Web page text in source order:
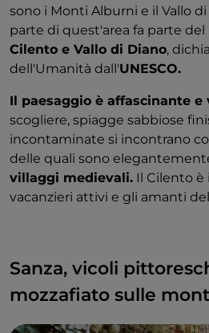
sono i Monti Alburni e il Vallo
parte di quest'area fa parte del
Cilento e Vallo di Diano,
dell'Umanità dall'UNESCO.
Il paesaggio è affascinante e
scogliere, spiagge sabbiose
incontaminate si incontrano
delle quali sono
villaggi medievali. Il Cilento
vacanzieri attivi e gli amanti
Sanza, vicoli
mozzafiato sulle